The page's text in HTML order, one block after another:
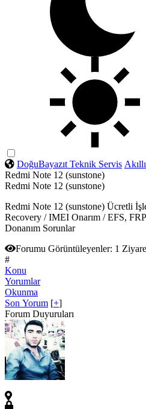
DoğuBayazıt Teknik Servis
Redmi Note 12 (sunstone)
Redmi Note 12 (sunstone)
Redmi Note 12 (sunstone) Ücretli
Recovery / IMEI Onarım / EFS,
Donanım Sorunlar
Forumu Görüntüleyenler: 1
#
Konu
Yorumlar
Okunma
Son Yorum [+]
Forum Duyuruları